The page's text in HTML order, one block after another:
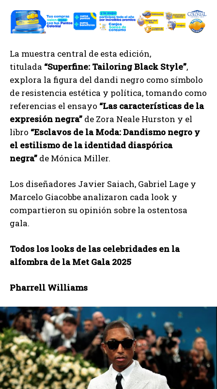
La muestra central de esta edición,
titulada “Superfine: Tailoring Black Style”,
explora la figura del dandi negro como símbolo
de resistencia estética y política, tomando como
referencias el ensayo “Las características de la
expresión negra” de Zora Neale Hurston y el
libro “Esclavos de la Moda: Dandismo negro y
el estilismo de la identidad diaspórica
negra” de Mónica Miller.
Los diseñadores Javier Saiach, Gabriel Lage y
Marcelo Giacobbe analizaron cada look y
compartieron su opinión sobre la ostentosa
gala.
Todos los looks de las celebridades en la
alfombra de la Met Gala 2025
Pharrell Williams